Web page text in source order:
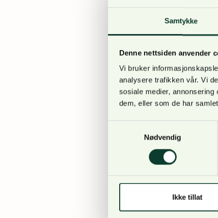
Samtykke
Denne nettsiden anvender
Vi bruker
analysere trafikken vår. Vi
sosiale medier,
dem, eller som de har
Nødvendig
Ikke tillat
«Naturkrisen» er noe
derimot, har etter
en ødelagt natur.
Vindmøller på land
fremtidig klimakrise.
Krisebeskrivelsen
Dag O. Hessen,
preges av en stor,
villmark».
bagatellisere det